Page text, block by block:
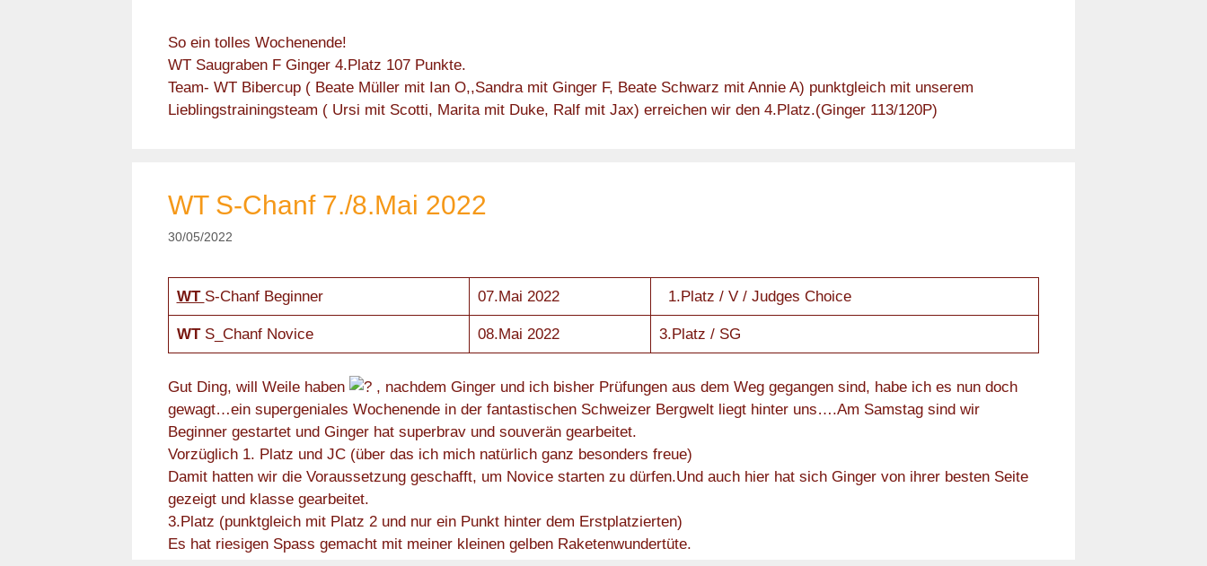
So ein tolles Wochenende!
WT Saugraben F Ginger 4.Platz 107 Punkte.
Team- WT Bibercup ( Beate Müller mit Ian O,,Sandra mit Ginger F, Beate Schwarz mit Annie A) punktgleich mit unserem
Lieblingstrainingsteam ( Ursi mit Scotti, Marita mit Duke, Ralf mit Jax) erreichen wir den 4.Platz.(Ginger 113/120P)
WT S-Chanf 7./8.Mai 2022
30/05/2022
WT S-Chanf Beginner 07.Mai 2022 1.Platz / V / Judges Choice
WT S_Chanf Novice 08.Mai 2022 3.Platz / SG
Gut Ding, will Weile haben
, nachdem Ginger und ich bisher Prüfungen aus dem Weg gegangen sind, habe ich es nun doch
gewagt…ein supergeniales Wochenende in der fantastischen Schweizer Bergwelt liegt hinter uns….Am Samstag sind wir
Beginner gestartet und Ginger hat superbrav und souverän gearbeitet.
Vorzüglich 1. Platz und JC (über das ich mich natürlich ganz besonders freue)
Damit hatten wir die Voraussetzung geschafft, um Novice starten zu dürfen.Und auch hier hat sich Ginger von ihrer besten Seite
gezeigt und klasse gearbeitet.
3.Platz (punktgleich mit Platz 2 und nur ein Punkt hinter dem Erstplatzierten)
Es hat riesigen Spass gemacht mit meiner kleinen gelben Raketenwundertüte.